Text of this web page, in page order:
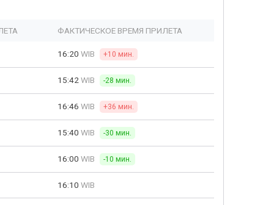
ФАКТИЧЕСКОЕ ВРЕМЯ ПРИЛЕТА
16:20 WIB +10 мин.
15:42 WIB -28 мин.
16:46 WIB +36 мин.
15:40 WIB -30 мин.
16:00 WIB -10 мин.
16:10 WIB